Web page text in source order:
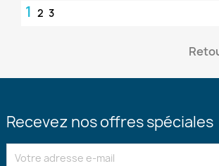
1 2 3
Recevez nos offres spéciales